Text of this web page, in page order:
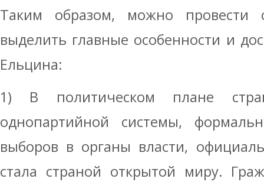
Таким образом, можно провести
выделить главные особенности и
Ельцина:
1) В политическом плане
однопартийной системы,
выборов в органы власти,
стала страной открытой миру.